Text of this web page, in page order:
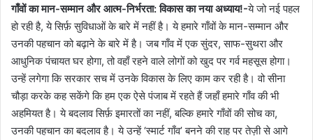
गाँवों का मान-सम्मान और आत्म-निर्भरता: विकास का नया अध्याय!-ये जो नई पहल
हो रही है, ये सिर्फ़ सुविधाओं के बारे में नहीं है। ये हमारे गाँवों के मान-सम्मान और
उनकी पहचान को बढ़ाने के बारे में है। जब गाँव में एक सुंदर, साफ-सुथरा और
आधुनिक पंचायत घर होगा, तो वहाँ रहने वाले लोगों को खुद पर गर्व महसूस होगा।
उन्हें लगेगा कि सरकार सच में उनके विकास के लिए काम कर रही है। वो सीना
चौड़ा करके कह सकेंगे कि हम एक ऐसे पंजाब में रहते हैं जहाँ हमारे गाँव की भी
अहमियत है। ये बदलाव सिर्फ़ इमारतों का नहीं, बल्कि हमारे गाँवों की सोच का,
उनकी पहचान का बदलाव है। ये उन्हें ‘स्मार्ट गाँव’ बनने की राह पर तेज़ी से आगे